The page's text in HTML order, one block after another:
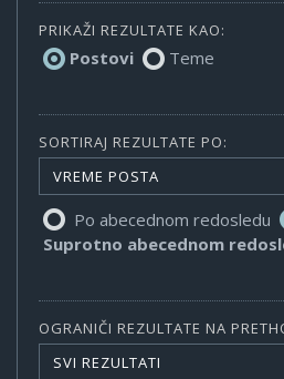
PRIKAŽI REZULTATE KAO:
Postovi Teme
SORTIRAJ REZULTATE PO:
VREME POSTA
Po abecednom redosledu
Suprotno abecednom
OGRANIČI REZULTATE NA
SVI REZULTATI